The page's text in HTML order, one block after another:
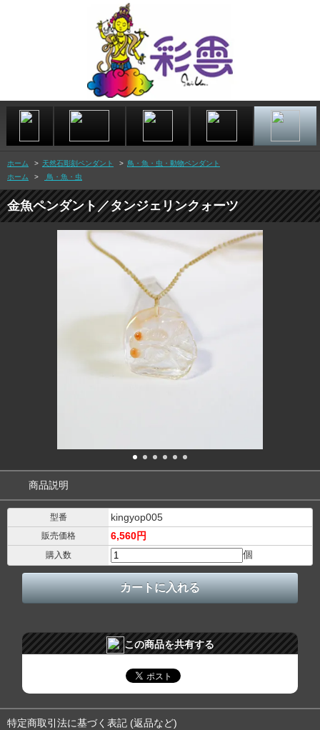
ホーム > 天然石彫刻ペンダント > 鳥・魚・虫・動物ペンダント
ホーム
> 鳥・魚・虫
金魚ペンダント／タンジェリンクォーツ
商品説明
型番 kingyop005
販売価格 6,560円
購入数 個
この商品を共有する
特定商取引法に基づく表記 (返品など)